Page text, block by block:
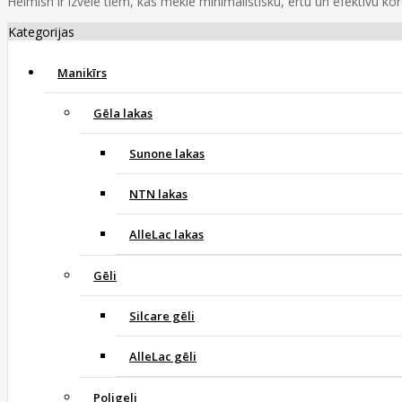
Kategorijas
Manikīrs
Gēla lakas
Sunone lakas
NTN lakas
AlleLac lakas
Gēli
Silcare gēli
AlleLac gēli
Poligeli